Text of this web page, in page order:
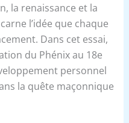
la renaissance et la
l’idée que chaque
Dans cet essai,
du Phénix au 18e
personnel
la quête maçonnique